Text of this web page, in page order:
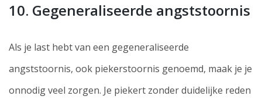
10. Gegeneraliseerde angststoornis
Als je last hebt van een gegeneraliseerde
angststoornis, ook piekerstoornis genoemd, maak je je
onnodig veel zorgen. Je piekert zonder duidelijke reden